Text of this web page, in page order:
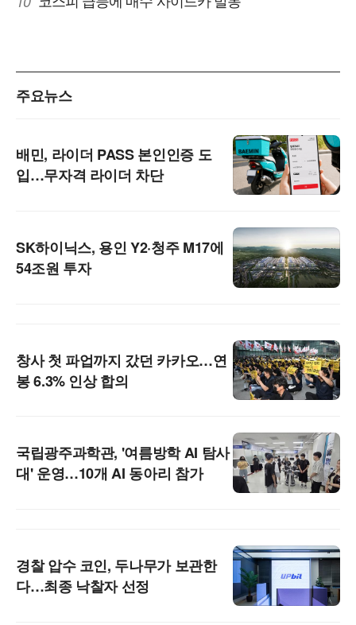
주요뉴스
배민, 라이더 PASS 본인인증 도
입…무자격 라이더 차단
SK하이닉스, 용인 Y2·청주 M17에
54조원 투자
창사 첫 파업까지 갔던 카카오…연
봉 6.3% 인상 합의
국립광주과학관, '여름방학 AI 탐사
대' 운영…10개 AI 동아리 참가
경찰 압수 코인, 두나무가 보관한
다…최종 낙찰자 선정